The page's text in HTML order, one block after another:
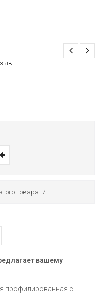
товара: 7
вашему
профилированная с